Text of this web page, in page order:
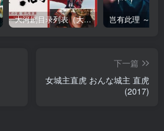
大河剧目录列表（大河剧资源以本目录为准）
下一篇
女城主直虎 おんな城主 直虎
(2017)